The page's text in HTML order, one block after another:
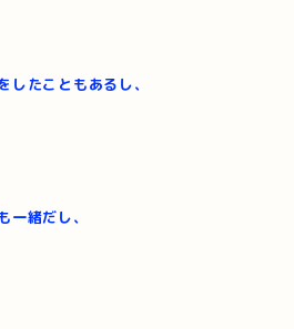
たこともあるし、
一緒だし、